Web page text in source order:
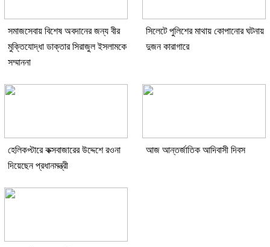
সমাজসেবায় বিশেষ অবদানের জন্য বীর
মুক্তিযোদ্ধা ডাক্তার সিরাজুল ইসলামকে
সম্মাননা
সিলেটে পুলিশের মাথায় কোপানোর ঘটনায়
দুজন কারাগারে
হেলিকপ্টারে কক্সবাজারের উদ্দেশে রওনা
দিয়েছেন প্রধানমন্ত্রী
আজ আন্তর্জাতিক আদিবাসী দিবস